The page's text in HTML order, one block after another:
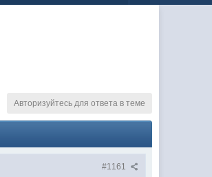
Авторизуйтесь для ответа в теме
#1161